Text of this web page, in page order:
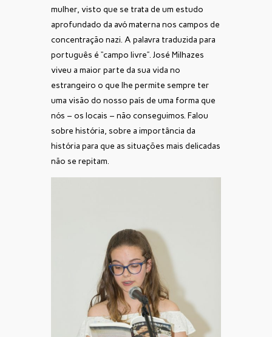
mulher, visto que se trata de um estudo
aprofundado da avó materna nos campos de
concentração nazi. A palavra traduzida para
português é “campo livre”. José Milhazes
viveu a maior parte da sua vida no
estrangeiro o que lhe permite sempre ter
uma visão do nosso país de uma forma que
nós – os locais – não conseguimos. Falou
sobre história, sobre a importância da
história para que as situações mais delicadas
não se repitam.